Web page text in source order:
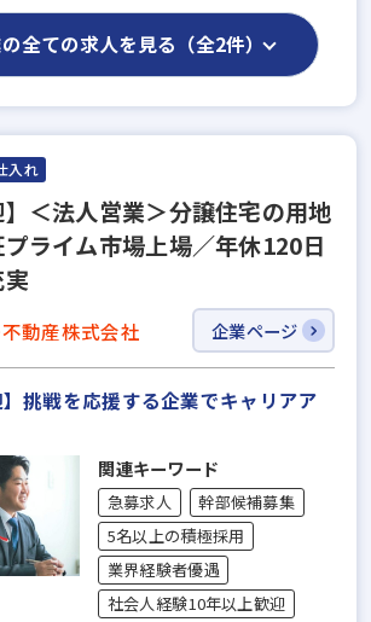
全ての求人を見る（全2件）
入れ
】＜法人営業＞分譲住宅の用地
ライム市場上場／年休120日
動産株式会社 企業ページ
】挑戦を応援する企業でキャリアア
関連キーワード
急募求人
幹部候補募集
5名以上の積極採用
業界経験者優遇
社会人経験10年以上歓迎